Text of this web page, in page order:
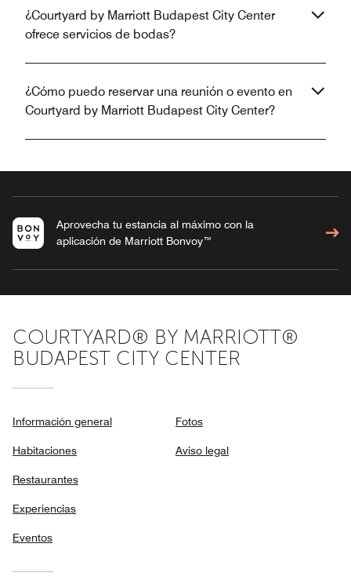
¿Courtyard by Marriott Budapest City Center
ofrece servicios de bodas?
¿Cómo puedo reservar una reunión o evento en
Courtyard by Marriott Budapest City Center?
Aprovecha tu estancia al máximo con la
aplicación de Marriott Bonvoy™
COURTYARD® BY MARRIOTT®
BUDAPEST CITY CENTER
Información general
Habitaciones
Restaurantes
Experiencias
Eventos
Fotos
Aviso legal